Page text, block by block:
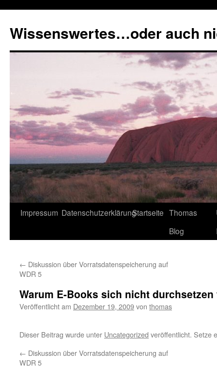
springen
Wissenswertes…oder auch
Impressum DatenschutzerklärungStartseite Thomas
Blog
← Diskussion über Vorratsdatenspeicherung auf
WDR 5
Warum E-Books sich nicht durchsetzen
Veröffentlicht am Dezember 19, 2009von thomas
Dieser Beitrag wurde unter Uncategorized veröffentlicht. Setze
← Diskussion über Vorratsdatenspeicherung auf
WDR 5